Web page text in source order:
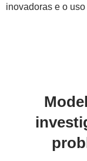
inovadoras e o